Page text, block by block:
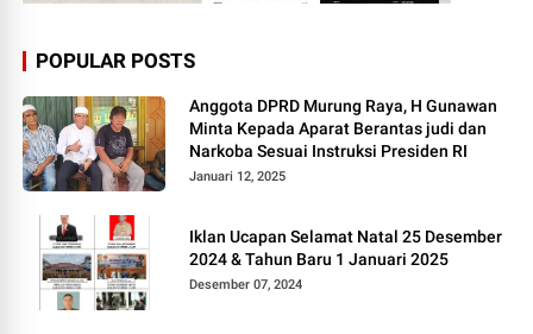
POPULAR POSTS
Anggota DPRD Murung Raya, H Gunawan
Minta Kepada Aparat Berantas judi dan
Narkoba Sesuai Instruksi Presiden RI
Januari 12, 2025
Iklan Ucapan Selamat Natal 25 Desember
2024 & Tahun Baru 1 Januari 2025
Desember 07, 2024